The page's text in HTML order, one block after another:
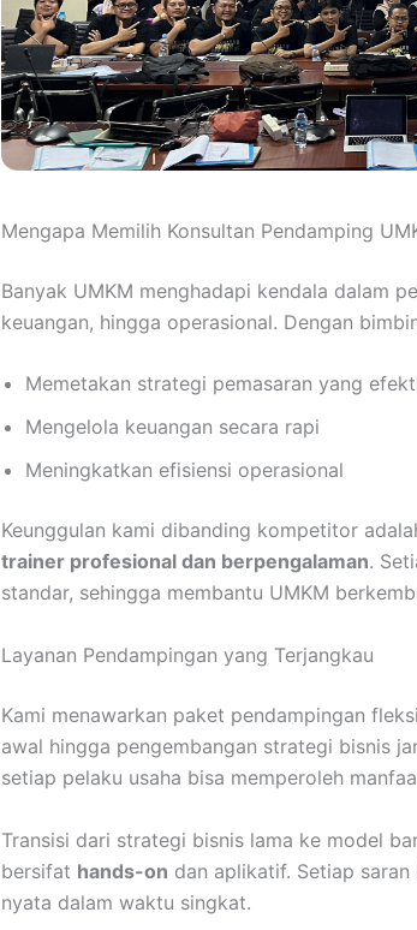
Mengapa Memilih Konsultan Pendamping
Banyak UMKM menghadapi kendala dalam
keuangan, hingga operasional. Dengan
Memetakan strategi pemasaran yang
Mengelola keuangan secara rapi
Meningkatkan efisiensi operasional
Keunggulan kami dibanding kompetitor
trainer profesional dan berpengalaman.
standar, sehingga membantu UMKM
Layanan Pendampingan yang Terjangkau
Kami menawarkan paket pendampingan
awal hingga pengembangan strategi bisnis
setiap pelaku usaha bisa memperoleh
Transisi dari strategi bisnis lama ke model
bersifat hands-on dan aplikatif. Setiap
nyata dalam waktu singkat.